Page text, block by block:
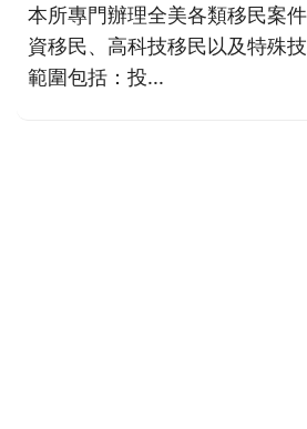
本所專門辦理全美各類移民案
資移民、高科技移民以及特殊
範圍包括：投...